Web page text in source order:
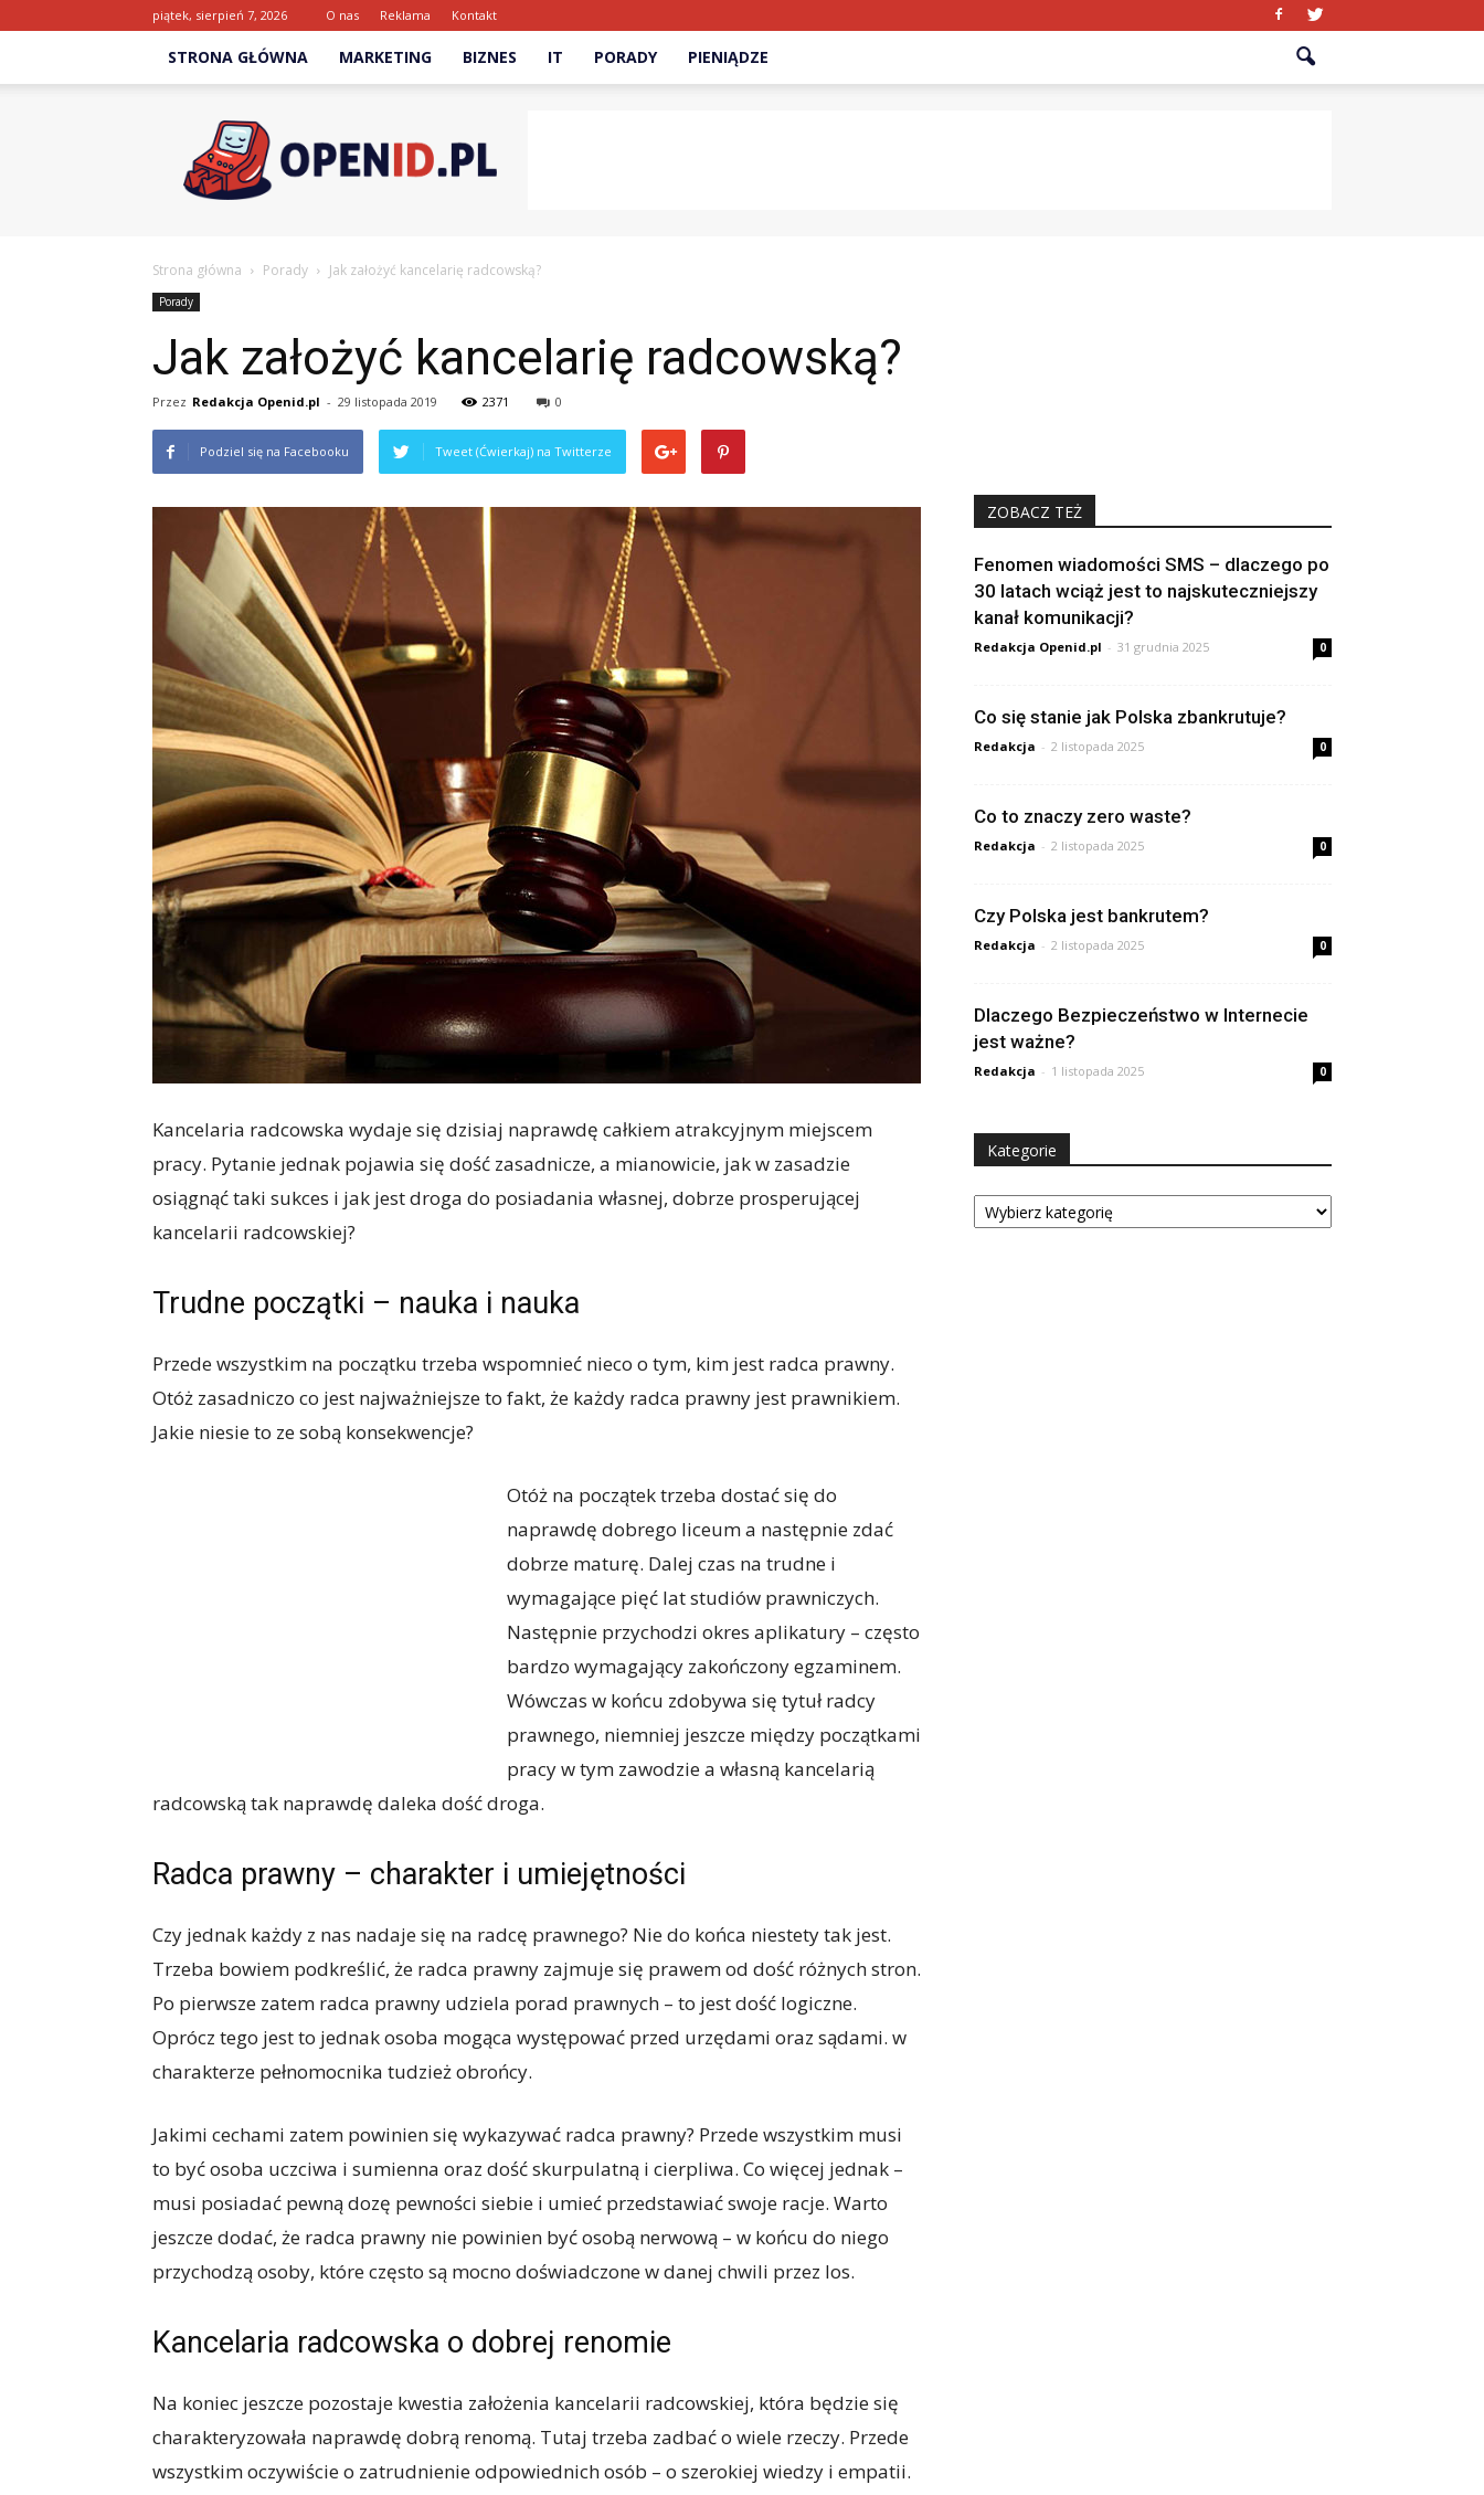
piątek, sierpień 7, 2026 O nas Reklama Kontakt
STRONA GŁÓWNA MARKETING BIZNES IT PORADY PIENIĄDZE
Openid.pl
Strona główna Porady Jak założyć kancelarię radcowską?
Porady
Jak założyć kancelarię radcowską?
Przez Redakcja Openid.pl - 29 listopada 2019 2371 0
Podziel się na Facebooku Tweet (Ćwierkaj) na Twitterze
Kancelaria radcowska wydaje się dzisiaj naprawdę całkiem atrakcyjnym miejscem
pracy. Pytanie jednak pojawia się dość zasadnicze, a mianowicie, jak w zasadzie
osiągnąć taki sukces i jak jest droga do posiadania własnej, dobrze prosperującej
kancelarii radcowskiej?
Trudne początki – nauka i nauka
Przede wszystkim na początku trzeba wspomnieć nieco o tym, kim jest radca prawny.
Otóż zasadniczo co jest najważniejsze to fakt, że każdy radca prawny jest prawnikiem.
Jakie niesie to ze sobą konsekwencje?
Otóż na początek trzeba dostać się do
naprawdę dobrego liceum a następnie zdać
dobrze maturę. Dalej czas na trudne i
wymagające pięć lat studiów prawniczych.
Następnie przychodzi okres aplikatury – często
bardzo wymagający zakończony egzaminem.
Wówczas w końcu zdobywa się tytuł radcy
prawnego, niemniej jeszcze między początkami
pracy w tym zawodzie a własną kancelarią
radcowską tak naprawdę daleka dość droga.
Radca prawny – charakter i umiejętności
Czy jednak każdy z nas nadaje się na radcę prawnego? Nie do końca niestety tak jest.
Trzeba bowiem podkreślić, że radca prawny zajmuje się prawem od dość różnych stron.
Po pierwsze zatem radca prawny udziela porad prawnych – to jest dość logiczne.
Oprócz tego jest to jednak osoba mogąca występować przed urzędami oraz sądami. w
charakterze pełnomocnika tudzież obrońcy.
Jakimi cechami zatem powinien się wykazywać radca prawny? Przede wszystkim musi
to być osoba uczciwa i sumienna oraz dość skurpulatną i cierpliwa. Co więcej jednak –
musi posiadać pewną dozę pewności siebie i umieć przedstawiać swoje racje. Warto
jeszcze dodać, że radca prawny nie powinien być osobą nerwową – w końcu do niego
przychodzą osoby, które często są mocno doświadczone w danej chwili przez los.
Kancelaria radcowska o dobrej renomie
Na koniec jeszcze pozostaje kwestia założenia kancelarii radcowskiej, która będzie się
charakteryzowała naprawdę dobrą renomą. Tutaj trzeba zadbać o wiele rzeczy. Przede
wszystkim oczywiście o zatrudnienie odpowiednich osób – o szerokiej wiedzy i empatii.
ZOBACZ TEŻ
Fenomen wiadomości SMS – dlaczego po
30 latach wciąż jest to najskuteczniejszy
kanał komunikacji?
Redakcja Openid.pl - 31 grudnia 2025 0
Co się stanie jak Polska zbankrutuje?
Redakcja - 2 listopada 2025 0
Co to znaczy zero waste?
Redakcja - 2 listopada 2025 0
Czy Polska jest bankrutem?
Redakcja - 2 listopada 2025 0
Dlaczego Bezpieczeństwo w Internecie
jest ważne?
Redakcja - 1 listopada 2025 0
Kategorie
Kategorie